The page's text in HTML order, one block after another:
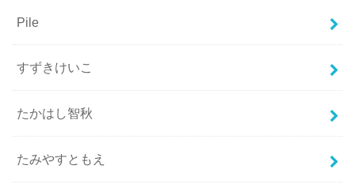
Pile
すずきけいこ
たかはし智秋
たみやすともえ